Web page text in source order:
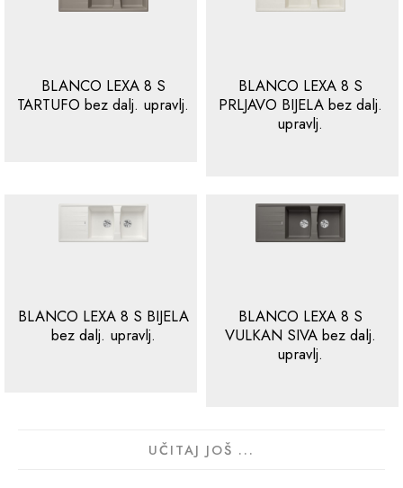
BLANCO LEXA 8 S
TARTUFO bez dalj. upravlj.
BLANCO LEXA 8 S
PRLJAVO BIJELA bez dalj.
upravlj.
BLANCO LEXA 8 S BIJELA
bez dalj. upravlj.
BLANCO LEXA 8 S
VULKAN SIVA bez dalj.
upravlj.
UČITAJ JOŠ ...